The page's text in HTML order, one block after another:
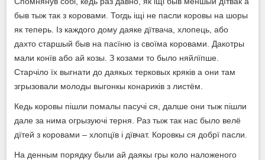
быв тыж так з коровами. Тогдь іщі не пасли коровы на шоры
як теперь. Із каждого дому даяке дїтвача, хлопець, або
дахто старшый быв на пасїню із своїма коровами. Дакотры
мали конїв або ай козы. З козами то было няйлїпше.
Старчіло їх выгнати до даякых терковых кряків а они там
згрызовали молоды выгонкы конариків з листём.
Кедь коровы пішли помалы пасучі ся, далше они тыж пішли
дале за нима огрызуючі терня. Раз тыж так нас было велё
дїтей з коровами – хлопцїв і дївчат. Коровкы ся добрї пасли.
На денным порядку были ай даякы гры коло наложеного